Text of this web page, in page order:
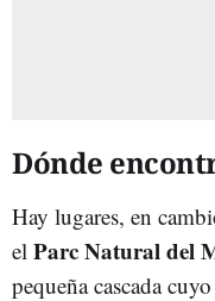
Dónde
Hay lugares, en
el Parc Natural del
pequeña cascada